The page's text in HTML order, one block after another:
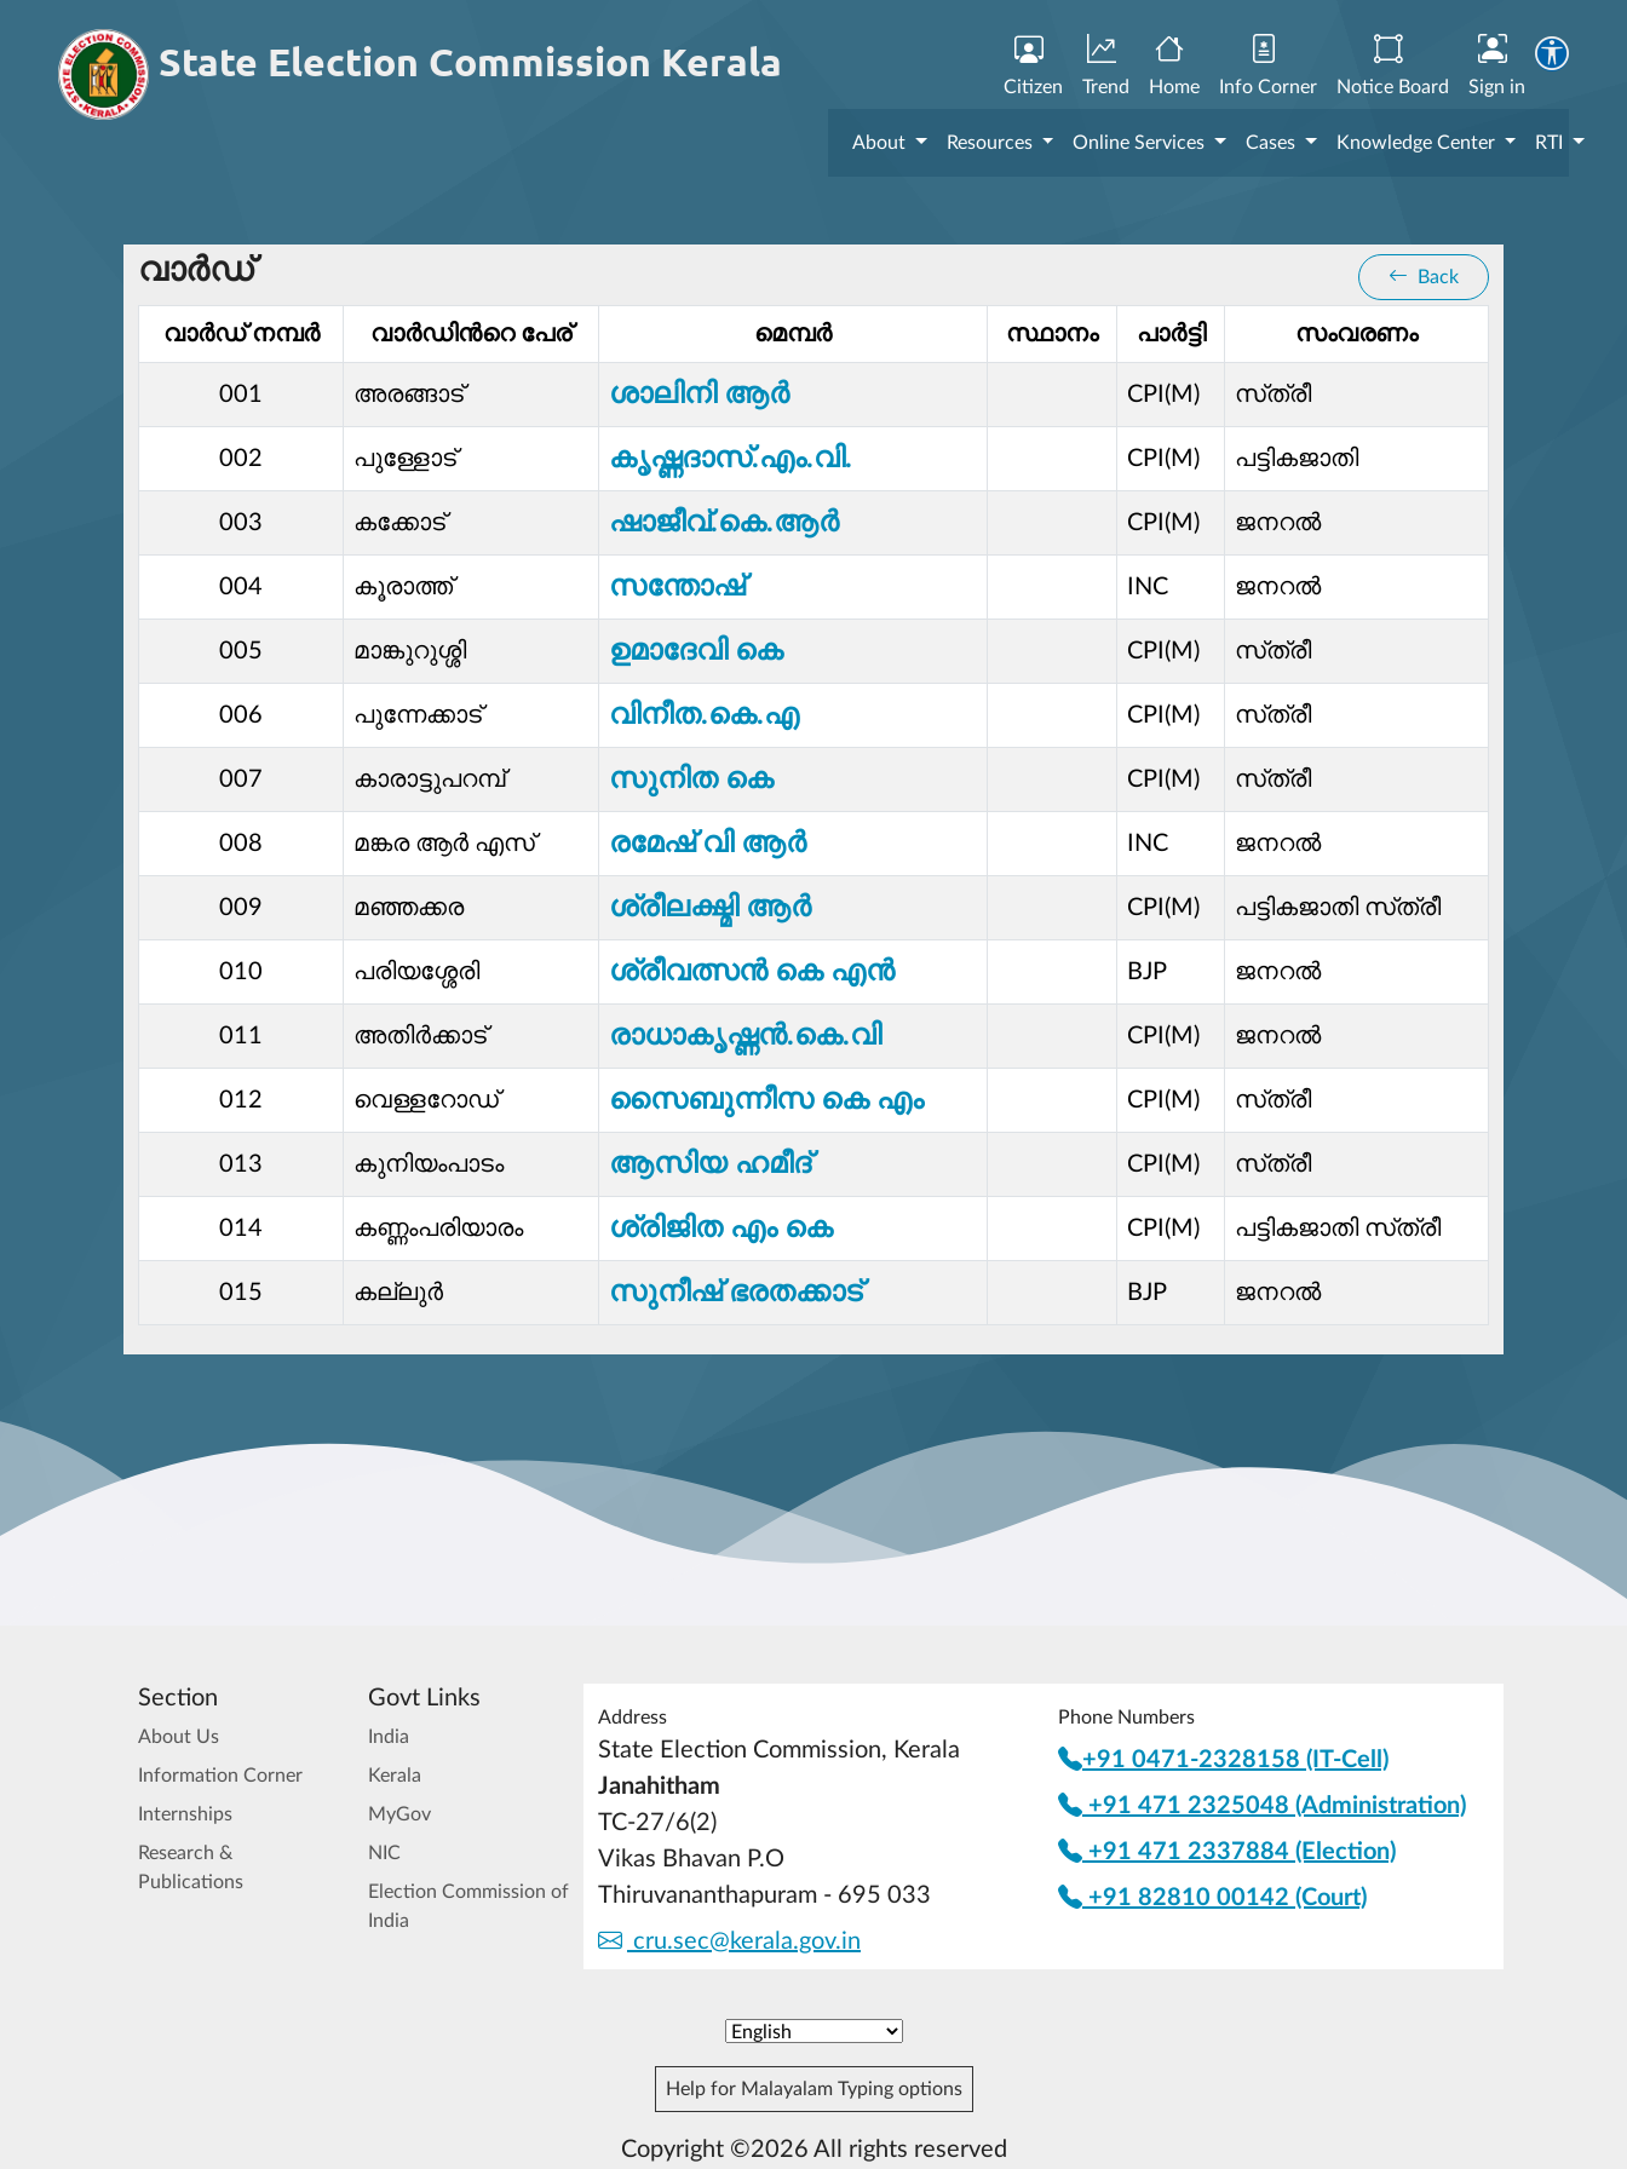
State Election Commission Kerala
Citizen Trend Home Info Corner Notice Board Sign in
About Resources Online Services Cases Knowledge Center RTI
വാര്‍ഡ് Back
വാര്‍ഡ്‌ നമ്പര്‍ വാര്‍ഡിൻറെ പേര് മെമ്പര്‍ സ്ഥാനം പാർട്ടി സംവരണം
001 അരങ്ങാട് ശാലിനി ആർ CPI(M) സ്‌ത്രീ
002 പുള്ളോട് കൃഷ്ണദാസ്.എം.വി. CPI(M) പട്ടികജാതി
003 കക്കോട് ഷാജീവ്.കെ.ആർ CPI(M) ജനറൽ
004 കൂരാത്ത് സന്തോഷ് INC ജനറൽ
005 മാങ്കുറുശ്ശി ഉമാദേവി കെ CPI(M) സ്‌ത്രീ
006 പുന്നേക്കാട് വിനീത.കെ.എ CPI(M) സ്‌ത്രീ
007 കാരാട്ടുപറമ്പ് സുനിത കെ CPI(M) സ്‌ത്രീ
008 മങ്കര ആർ എസ് രമേഷ് വി ആർ INC ജനറൽ
009 മഞ്ഞക്കര ശ്രീലക്ഷ്മി ആർ CPI(M) പട്ടികജാതി സ്‌ത്രീ
010 പരിയശ്ശേരി ശ്രീവത്സന്‍ കെ എൻ BJP ജനറൽ
011 അതിര്‍ക്കാട് രാധാകൃഷ്ണന്‍.കെ.വി CPI(M) ജനറൽ
012 വെള്ളറോഡ് സൈബുന്നീസ കെ എം CPI(M) സ്‌ത്രീ
013 കുനിയംപാടം ആസിയ ഹമീദ് CPI(M) സ്‌ത്രീ
014 കണ്ണംപരിയാരം ശ്രിജിത എം കെ CPI(M) പട്ടികജാതി സ്‌ത്രീ
015 കല്ലുർ സുനീഷ് ഭരതക്കാട് BJP ജനറൽ
Section
About Us
Information Corner
Internships
Research &
Publications
Govt Links
India
Kerala
MyGov
NIC
Election Commission of
India
Address
State Election Commission, Kerala
Janahitham
TC-27/6(2)
Vikas Bhavan P.O
Thiruvananthapuram - 695 033
cru.sec@kerala.gov.in
Phone Numbers
+91 0471-2328158 (IT-Cell)
+91 471 2325048 (Administration)
+91 471 2337884 (Election)
+91 82810 00142 (Court)
Help for Malayalam Typing options
Copyright ©2026 All rights reserved